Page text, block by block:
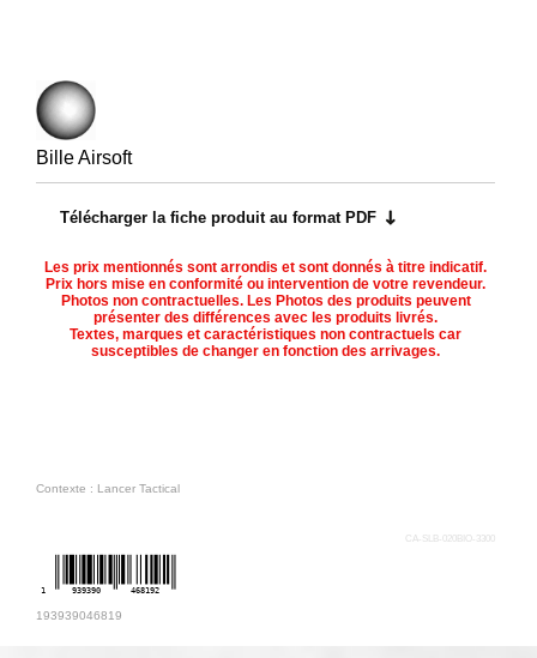
Bille Airsoft
Télécharger la fiche produit au format PDF
Les prix mentionnés sont arrondis et sont donnés à titre indicatif.
Prix hors mise en conformité ou intervention de votre revendeur.
Photos non contractuelles. Les Photos des produits peuvent
présenter des différences avec les produits livrés.
Textes, marques et caractéristiques non contractuels car
susceptibles de changer en fonction des arrivages.
Contexte : Lancer Tactical
CA-SLB-020BIO-3300
1 939390 468192
193939046819